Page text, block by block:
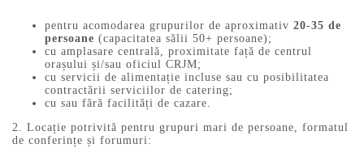
pentru acomodarea grupurilor de aproximativ 20-35 de
persoane (capacitatea sălii 50+ persoane);
cu amplasare centrală, proximitate față de centrul
orașului și/sau oficiul CRJM;
cu servicii de alimentație incluse sau cu posibilitatea
contractării serviciilor de catering;
cu sau fără facilități de cazare.
2. Locație potrivită pentru grupuri mari de persoane, formatul
de conferințe și forumuri: